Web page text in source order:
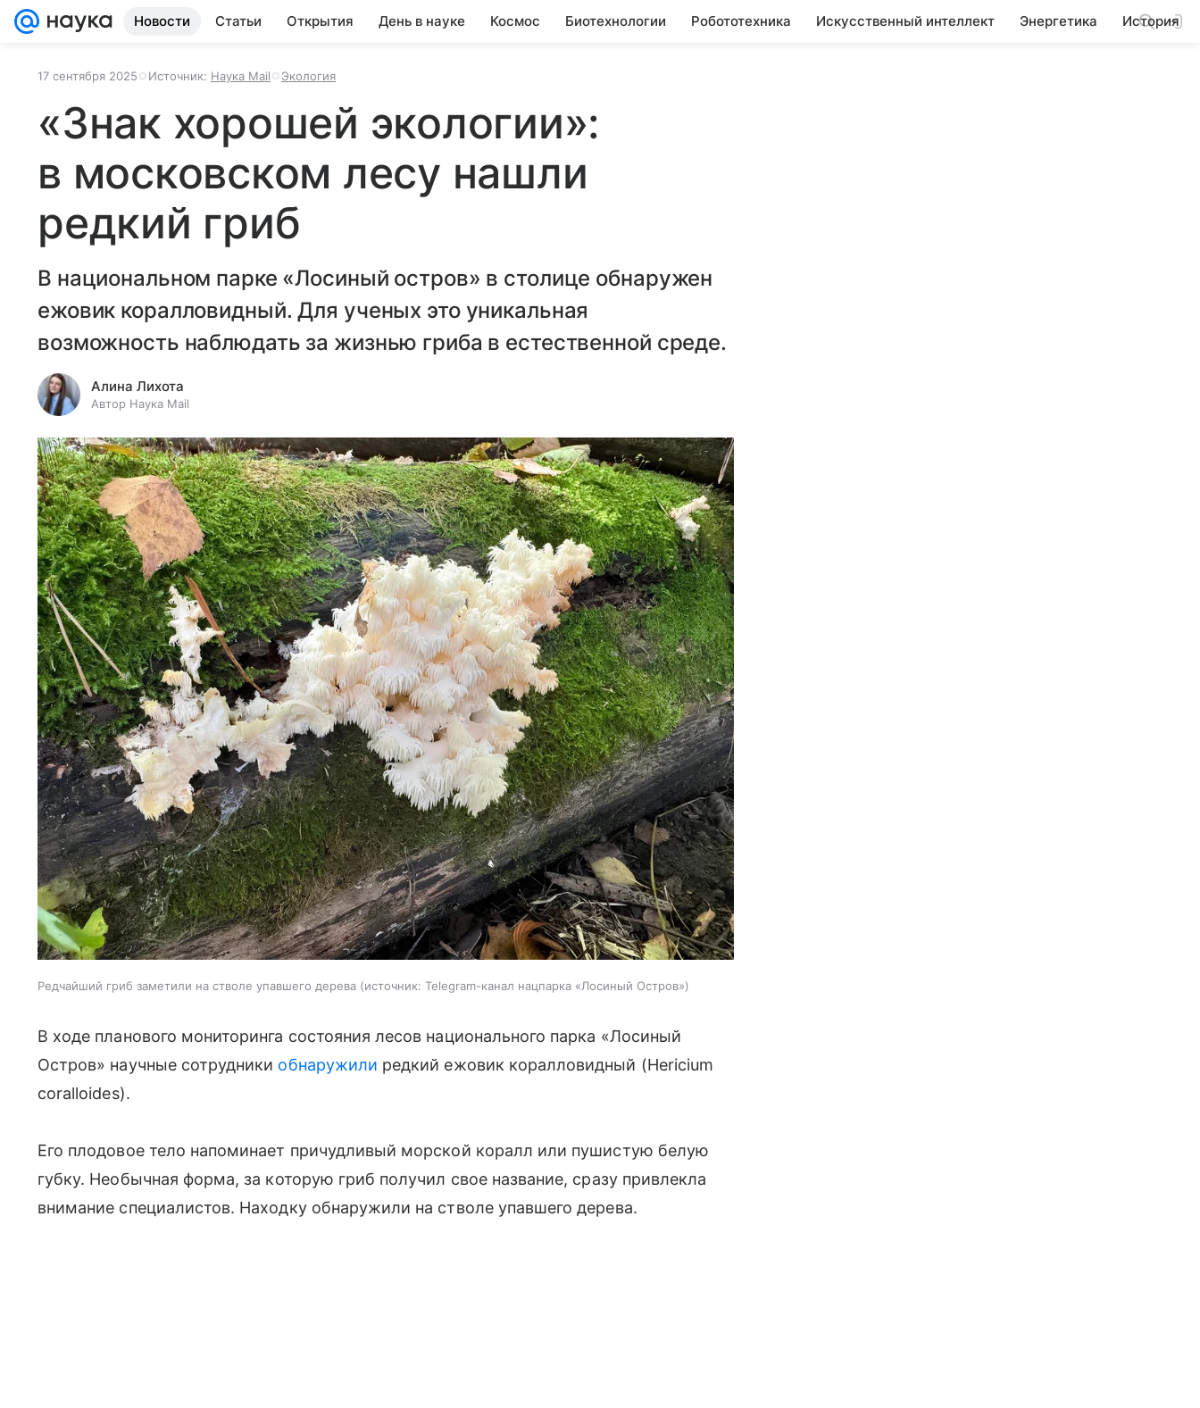
Новости Статьи Открытия День в науке Космос Биотехнологии Робототехника Искусственный интеллект Энергетика История
17 сентября 2025 Источник: Наука Mail Экология
«Знак хорошей экологии»:
в московском лесу нашли
редкий гриб
В национальном парке «Лосиный остров» в столице обнаружен
ежовик коралловидный. Для ученых это уникальная
возможность наблюдать за жизнью гриба в естественной среде.
Алина Лихота
Автор Наука Mail
Редчайший гриб заметили на стволе упавшего дерева источник: Telegram-канал нацпарка «Лосиный Остров»
В ходе планового мониторинга состояния лесов национального парка «Лосиный
Остров» научные сотрудники обнаружили редкий ежовик коралловидный (Hericium
coralloides).
Его плодовое тело напоминает причудливый морской коралл или пушистую белую
губку. Необычная форма, за которую гриб получил свое название, сразу привлекла
внимание специалистов. Находку обнаружили на стволе упавшего дерева.